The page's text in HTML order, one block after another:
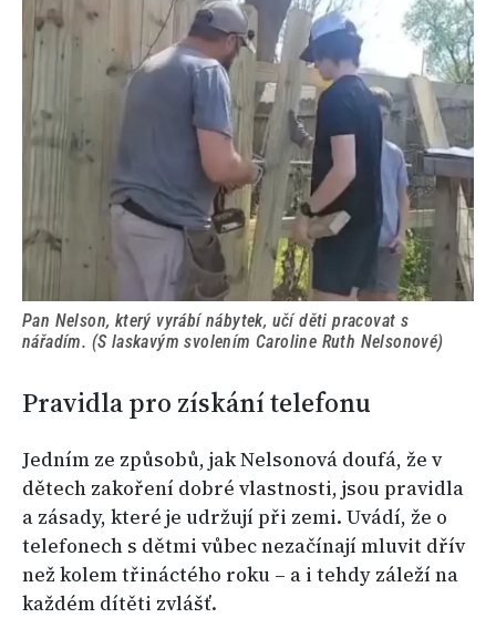
Pan Nelson, který vyrábí nábytek, učí děti pracovat s
nářadím. (S laskavým svolením Caroline Ruth Nelsonové)
Pravidla pro získání telefonu
Jedním ze způsobů, jak Nelsonová doufá, že v
dětech zakoření dobré vlastnosti, jsou pravidla
a zásady, které je udržují při zemi. Uvádí, že o
telefonech s dětmi vůbec nezačínají mluvit dřív
než kolem třináctého roku – a i tehdy záleží na
každém dítěti zvlášť.